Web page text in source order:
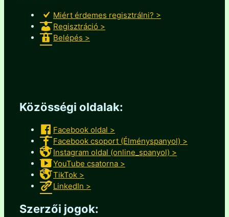
Miért érdemes regisztrálni? >
Regisztráció >
Belépés >
Közösségi oldalak:
Facebook oldal >
Facebook csoport (Élményspanyol) >
Instagram oldal (online_spanyol) >
YouTube csatorna >
TikTok >
LinkedIn >
Szerzői jogok: